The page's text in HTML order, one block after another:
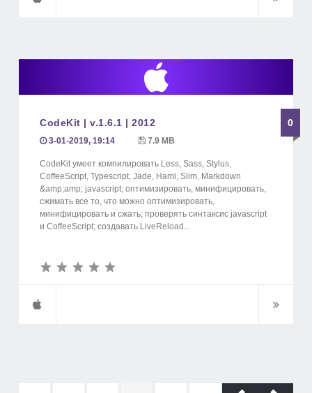
CodeKit | v.1.6.1 | 2012 0
3-01-2019, 19:14 7.9 MB
CodeKit умеет компилировать Less, Sass, Stylus,
CoffeeScript, Typescript, Jade, Haml, Slim, Markdown
&amp;amp; jаvascript; оптимизировать, минифицировать,
сжимать все то, что можно оптимизировать,
минифицировать и сжать; проверять синтаксис jаvascript
и CoffeeScript; создавать LiveReload...